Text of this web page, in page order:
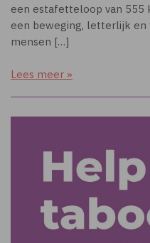
een estafetteloop van 555
een beweging, letterlijk
mensen […]
Lees meer »